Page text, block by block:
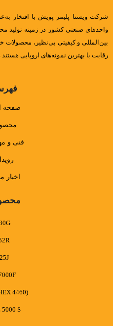
شرکت ویستا پلیمر پویش با افتخار
واحدهای صنعتی کشور در زمینه تولید
بین‌المللی و کیفیتی بی‌نظیر، محصولات
رقابت با بهترین نمونه‌های اروپایی
صفحه
فنی و
اخبار
4460)
5000 S